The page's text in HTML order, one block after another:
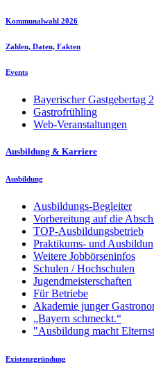
Kommunalwahl 2026
Zahlen, Daten, Fakten
Events
Bayerischer Gastgebertag
Gastrofrühling
Web-Veranstaltungen
Ausbildung & Karriere
Ausbildung
Ausbildungs-Begleiter
Vorbereitung auf die
TOP-Ausbildungsbetrieb
Praktikums- und
Weitere Jobbörseninfos
Schulen / Hochschulen
Jugendmeisterschaften
Für Betriebe
Akademie junger
„Bayern schmeckt.“
"Ausbildung macht
Existenzgründung